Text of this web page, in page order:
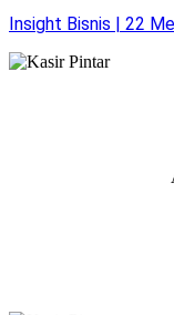
Insight Bisnis | 22